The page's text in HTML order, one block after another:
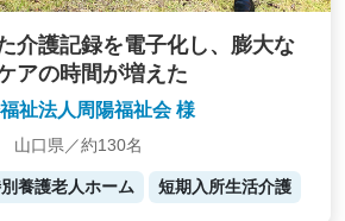
介護記録を電子化し、膨大な
アの時間が増えた
祉法人周陽福祉会 様
山口県／約130名
養護老人ホーム 短期入所生活介護